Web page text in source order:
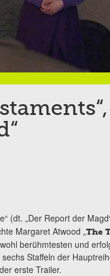
(dt. „Der Report der
Margaret Atwood „The
berühmtesten und
Staffeln der
erste Trailer.